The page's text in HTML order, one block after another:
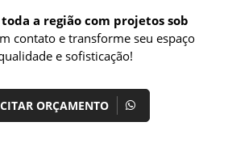
a região com projetos sob
contato e transforme seu espaço
e sofisticação!
ORÇAMENTO